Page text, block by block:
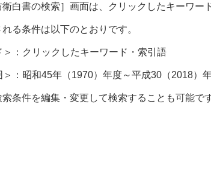
白書の検索］画面は、クリックしたキーワー
る条件は以下のとおりです。
＞：クリックしたキーワード・索引語
＞：昭和45年（1970）年度～平成30（2018）
条件を編集・変更して検索することも可能です